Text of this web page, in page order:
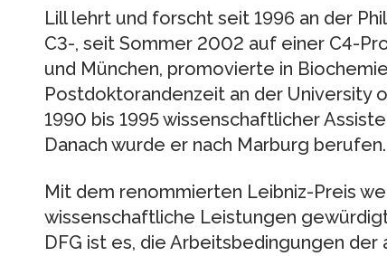
Lill lehrt und forscht seit 1996 an der
C3-, seit Sommer 2002 auf einer C4-
und München, promovierte in
Postdoktorandenzeit an der University
1990 bis 1995 wissenschaftlicher
Danach wurde er nach Marburg berufen.
Mit dem renommierten Leibniz-Preis
wissenschaftliche Leistungen
DFG ist es, die Arbeitsbedingungen